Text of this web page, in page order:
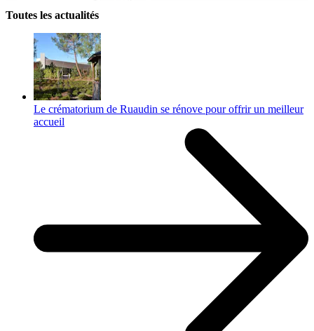
Toutes les actualités
Le crématorium de Ruaudin se rénove pour offrir un meilleur
accueil